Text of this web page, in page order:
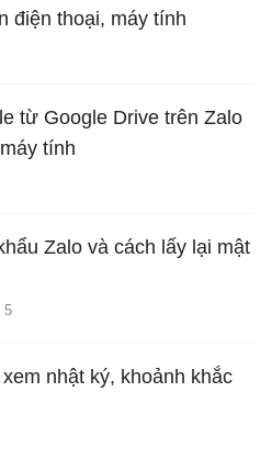
điện thoại, máy tính
từ Google Drive trên Zalo
tính
Zalo và cách lấy lại mật
5
nhật ký, khoảnh khắc